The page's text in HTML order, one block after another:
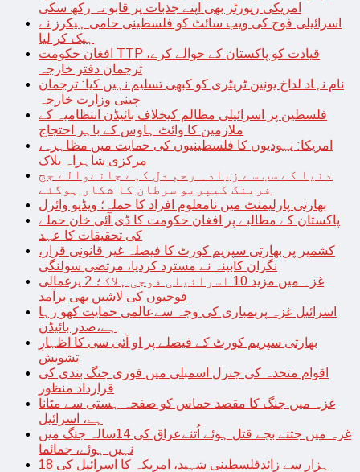
امریکی رپورٹر بھی اپنے جذبات پر قابو نہ رکھ سکی
اسرائیلی فوج کی ویب سائٹ کو فلسطینی حامی ہیکرز نے
ہیک کر لیا
افغان حکومت TTP قیادت کو پاکستان کے حوالے کرے،
ترجمان دفتر خارجہ
نام نہاد لداخ یونین ٹریٹری کو کبھی تسلیم نہیں کیا: ترجمان
چینی وزارت خارجہ
فلسطین پر اسرائیلی مظالم کیخلاف بائیڈن انتظامیہ کے
ملازمین کا وائٹ ہاوس کے باہر احتجاج
امریکا: یہودیوں کا فلسطینیوں کی حمایت میں مظاہرہ،
مرکزی شاہراہ بلاک
دنیا کے سب سے زیادہ رحم دل کہے جانےوالے جج
فرینک کیپریو سرطان کا شکار ہوگئے
بھارتی پارلیمنٹ میں نامعلوم افراد کا حملہ؛ ویڈیو وائرل
پاکستان کے مطالبے پر افغان حکومت کا ڈی آئی خان حملے
کی تحقیقات کا عہد
کشمیر پر بھارتی سپریم کورٹ کا فیصلہ غیر قانونی قرار،
نگران کابینہ نے مسترد کردیا، مرتضی سولنگی
غزہ میں مزید 10 اسرائیلی فوجی ہلاک؛ 2 یرغمالی
فوجیوں کی لاشیں بھی برآمد
اسرائیل غزہ پربمباری کی وجہ سےعالمی حمایت کھو رہا
ہے،صدر بائیڈن
بھارتی سپریم کورٹ کے فیصلے پر او آئی سی کا اظہارِ
تشویش
اقوام متحدہ کی جنرل اسمبلی میں فوری جنگ بندی کی
قرارداد منظور
غزہ میں جنگ کا مقصد حماس کو صفحہ ہستی سے مٹانا
ہے، اسرائیل
غزہ میں جتنے بچے قتل ہوئے اُتنےعراق کی 14سالہ جنگ میں
نہیں ہوئے، جمائما
18 ہزار سے زائدفلسطینی شہید، امریکہ کا اسرائیل کی